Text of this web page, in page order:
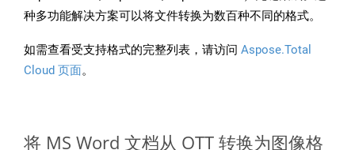
种多功能解决方案可以将文件转换为数百种不同的格式。
如需查看受支持格式的完整列表，请访问 Aspose.Total
Cloud 页面。
将 MS Word 文档从 OTT 转换为图像格